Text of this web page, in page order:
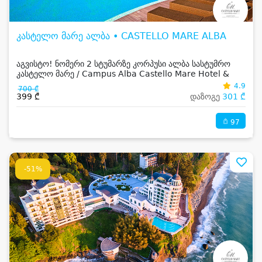
კასტელო მარე ალბა • CASTELLO MARE ALBA
აგვისტო! ნომერი 2 სტუმარზე კორპუსი ალბა სასტუმრო
კასტელო მარე / Campus Alba Castello Mare Hotel &
Wellness Resort -სგან!
700 ₾
399 ₾
4.9
დაზოგე 301 ₾
97
-51%